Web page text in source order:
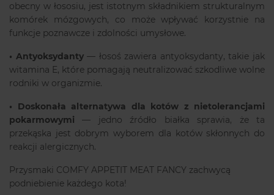
obecny w łososiu, jest istotnym składnikiem strukturalnym
komórek mózgowych, co może wpływać korzystnie na
funkcje poznawcze i zdolności umysłowe.
• Antyoksydanty— łosoś zawiera antyoksydanty, takie jak
witamina E, które pomagają neutralizować szkodliwe wolne
rodniki w organizmie.
• Doskonała alternatywa dla kotów z nietolerancjami
pokarmowymi— jedno źródło białka sprawia, że ta
przekąska jest dobrym wyborem dla kotów skłonnych do
reakcji alergicznych.
Przysmaki COMFY APPETIT MEAT FANCY zachwycą
podniebienie każdego kota!